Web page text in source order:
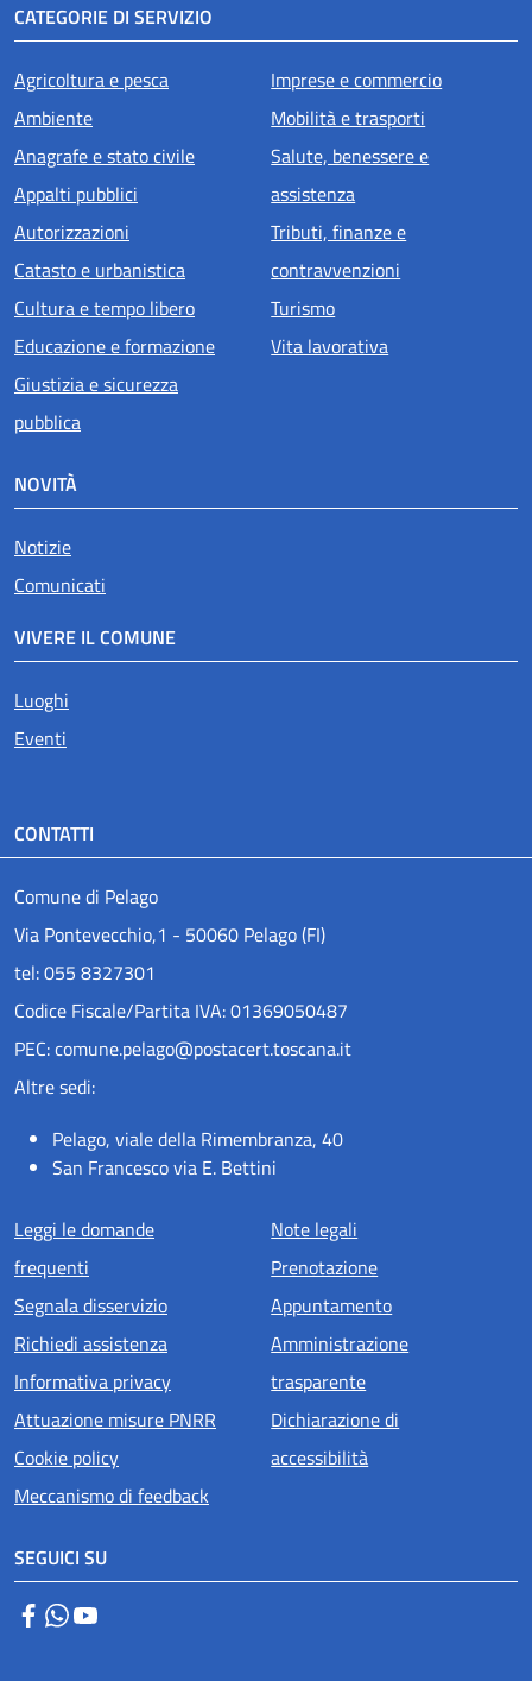
CATEGORIE DI SERVIZIO
Agricoltura e pesca
Ambiente
Anagrafe e stato civile
Appalti pubblici
Autorizzazioni
Catasto e urbanistica
Cultura e tempo libero
Educazione e formazione
Giustizia e sicurezza
pubblica
Imprese e commercio
Mobilità e trasporti
Salute, benessere e
assistenza
Tributi, finanze e
contravvenzioni
Turismo
Vita lavorativa
NOVITÀ
Notizie
Comunicati
VIVERE IL COMUNE
Luoghi
Eventi
CONTATTI
Comune di Pelago
Via Pontevecchio,1 - 50060 Pelago (FI)
tel: 055 8327301
Codice Fiscale/Partita IVA: 01369050487
PEC: comune.pelago@postacert.toscana.it
Altre sedi:
Pelago, viale della Rimembranza, 40
San Francesco via E. Bettini
Menu piè di pagina
Leggi le domande
frequenti
Segnala disservizio
Richiedi assistenza
Informativa privacy
Attuazione misure PNRR
Cookie policy
Meccanismo di feedback
Note legali
Prenotazione
Appuntamento
Amministrazione
trasparente
Dichiarazione di
accessibilità
SEGUICI SU
FacebookWhatsApp